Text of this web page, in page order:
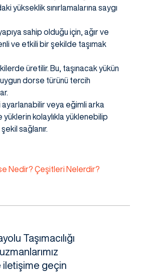
yükseklik sınırlamalarına saygı
sahip olduğu için, ağır ve
ve etkili bir şekilde taşımak
üretilir. Bu, taşınacak yükün
dorse türünü tercih
veya eğimli arka
yüklerin kolaylıkla yüklenebilip
sağlanır.
Nedir? Çeşitleri Nelerdir?
Taşımacılığı
uzmanlarımız
iletişime geçin